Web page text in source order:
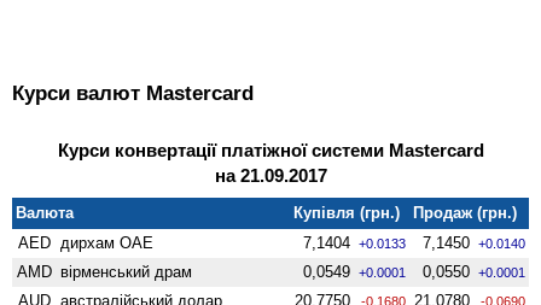
Курси валют Mastercard
Курси конвертації платіжної системи Mastercard
на 21.09.2017
Валюта Купівля (грн.)
Продаж (грн.)
AED дирхам ОАЕ 7,1404 +0.0133 7,1450 +0.0140
AMD вiрменський драм 0,0549 +0.0001 0,0550 +0.0001
AUD австралійський долар 20,7750 -0.1680 21,0780 -0.0690